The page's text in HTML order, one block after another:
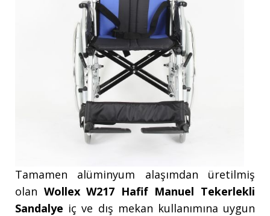
Tamamen alüminyum alaşımdan üretilmiş
olan Wollex W217 Hafif Manuel Tekerlekli
Sandalye iç ve dış mekan kullanımına uygun